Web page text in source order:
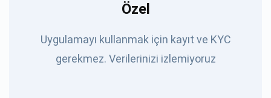
Özel
Uygulamayı kullanmak için kayıt ve KYC
gerekmez. Verilerinizi izlemiyoruz